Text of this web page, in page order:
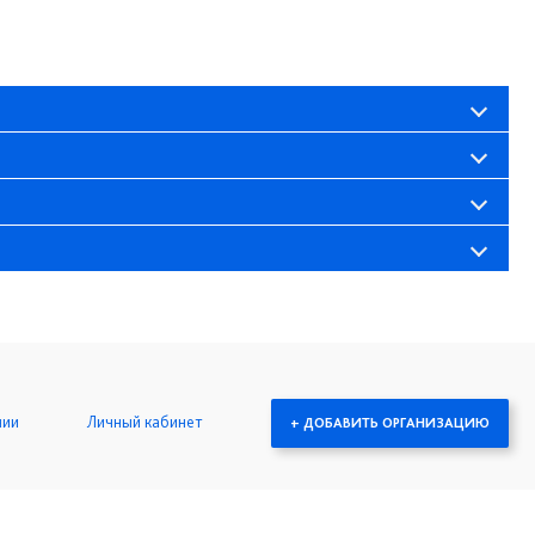
Личный кабинет + ДОБАВИТЬ ОРГАНИЗАЦИЮ